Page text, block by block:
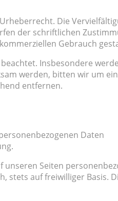
Die
der schriftlichen
Gebrauch
Insbesondere
werden, bitten wir um
entfernen.
Daten
unseren Seiten
stets auf freiwilliger Basis.